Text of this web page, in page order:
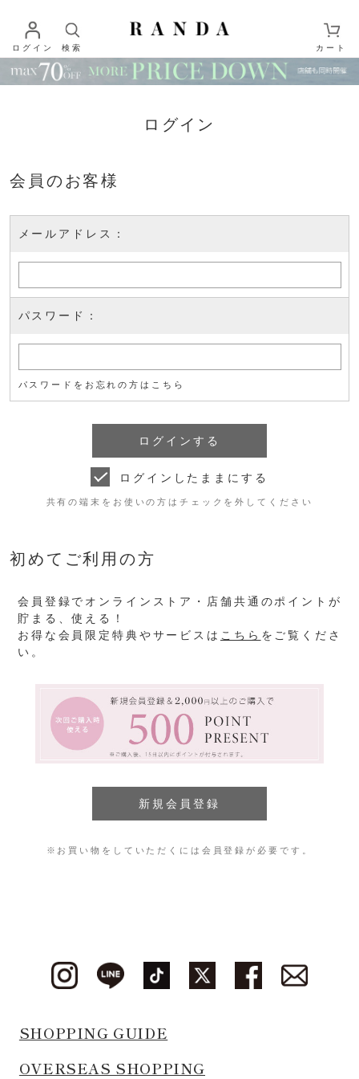
ログイン 検索 カート
ログイン
会員のお客様
メールアドレス：
パスワード：
パスワードをお忘れの方はこちら
ログインしたままにする
共有の端末をお使いの方はチェックを外してください
初めてご利用の方
会員登録でオンラインストア・店舗共通のポイントが
貯まる、使える！
お得な会員限定特典やサービスは こちら をご覧くださ
い。
※お買い物をしていただくには会員登録が必要です。
SHOPPING GUIDE
OVERSEAS SHOPPING